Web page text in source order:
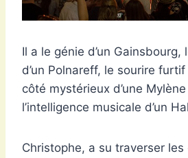
Il a le génie d’un
d’un Polnareff, le sourire furtif
côté mystérieux d’une
l’intelligence musicale d’un
Christophe, a su traverser